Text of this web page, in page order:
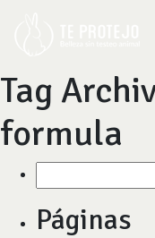
Tag
formula
por:
Páginas